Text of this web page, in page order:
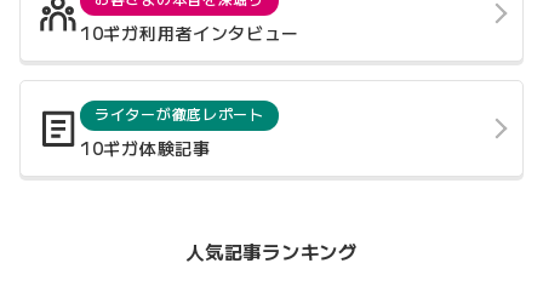
10ギガ利用者インタビュー
ライターが徹底レポート
10ギガ体験記事
人気記事ランキング